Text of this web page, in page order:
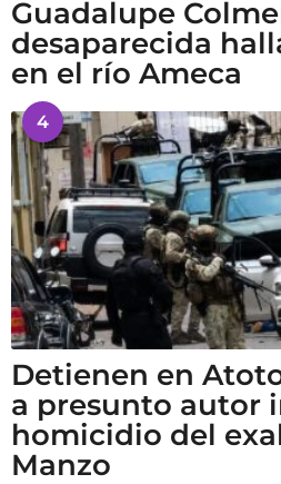
Guadalupe
desaparecida
en el río Ameca
4
Detienen en
a presunto autor
homicidio del
Manzo